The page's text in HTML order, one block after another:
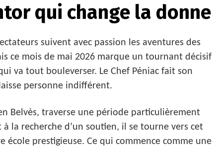
qui change la donne
suivent avec passion les aventures des
ce mois de mai 2026 marque un tournant décisif
va tout bouleverser. Le Chef Péniac fait son
personne indifférent.
Belvès, traverse une période particulièrement
la recherche d’un soutien, il se tourne vers cet
école prestigieuse. Ce qui commence comme une